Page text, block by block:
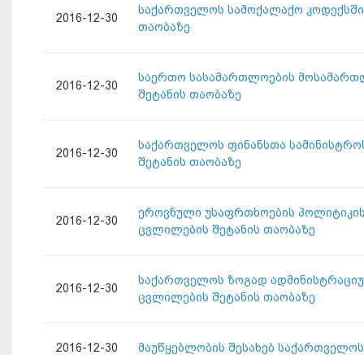
2016-12-30
საქართველოს სამოქალაქო
თაობაზე
2016-12-30
საერთო სასამართლოების
შეტანის თაობაზე
2016-12-30
საქართველოს ფინანსთა
შეტანის თაობაზე
2016-12-30
ეროვნული უსაფრთხოების
ცვლილების შეტანის თაობაზე
2016-12-30
საქართველოს ზოგად
ცვლილების შეტანის თაობაზე
2016-12-30 მაუწყებლობის შესახებ